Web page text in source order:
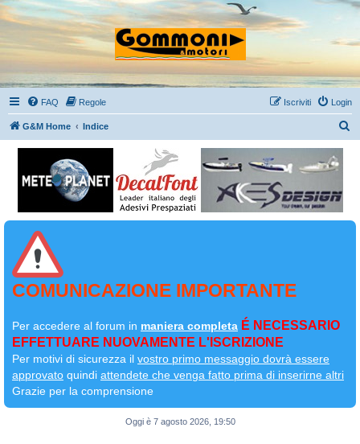
FAQ Regole Login
Iscriviti
G&M Home Indice
COMUNICAZIONE IMPORTANTE
Per accedere al forum in maniera completa É NECESSARIO
EFFETTUARE NUOVAMENTE L'ISCRIZIONE
Per motivi di sicurezza il vostro primo messaggio dovrà essere
approvato quindi attendete che venga fatto prima di inserirne altri
Grazie per la comprensione
Oggi è 7 agosto 2026, 19:50